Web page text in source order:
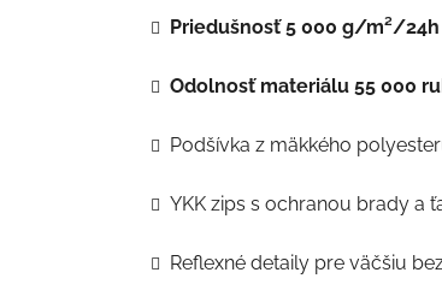
Priedušnosť 5 000 g/m²/24h
Odolnosť materiálu 55 000
Podšívka z mäkkého
YKK zips s ochranou brady a
Reflexné detaily pre väčšiu